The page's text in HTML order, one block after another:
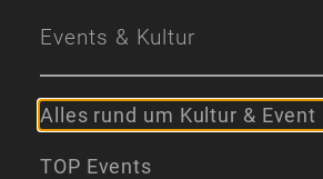
Zum
Zur
Zum
Events & Kultur
Alles rund um Kultur & Event
TOP Events